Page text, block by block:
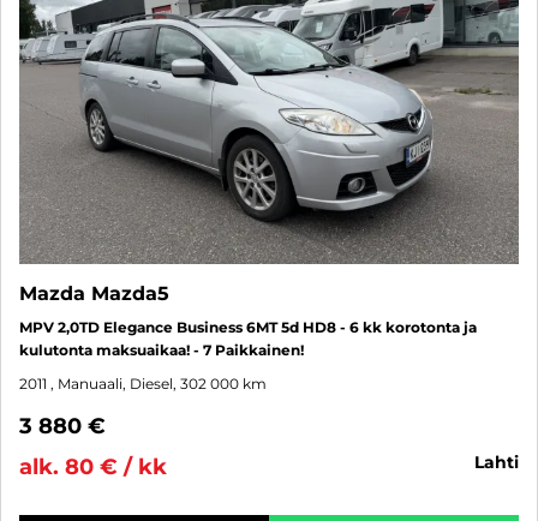
Mazda Mazda5
MPV 2,0TD Elegance Business 6MT 5d HD8 - 6 kk korotonta ja
kulutonta maksuaikaa! - 7 Paikkainen!
2011 , Manuaali, Diesel, 302 000 km
3 880 €
alk. 80 € / kk
lahti